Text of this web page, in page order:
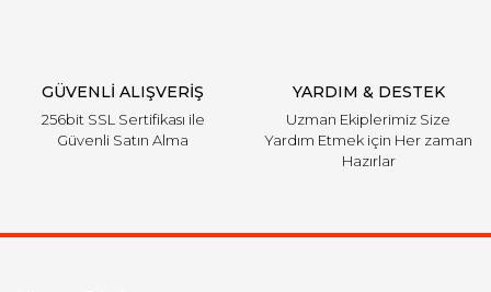
GÜVENLİ ALIŞVERİŞ
256bit SSL Sertifikası ile
Güvenli Satın Alma
YARDIM & DESTEK
Uzman Ekiplerimiz Size
Yardım Etmek için Her zaman
Hazırlar